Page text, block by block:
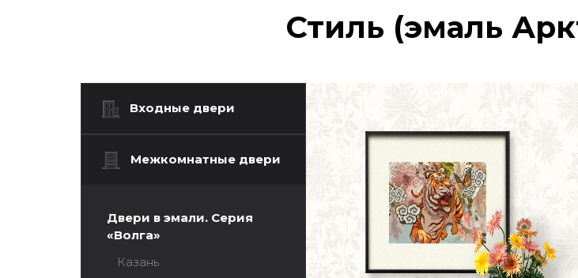
Стиль (эмаль
Входные двери
Межкомнатные двери
Двери в эмали. Серия
«Волга»
Казань